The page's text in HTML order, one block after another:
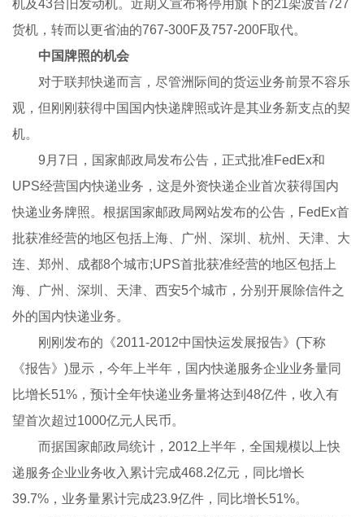
机及43台旧发动机。近期又宣布将停用旗下的21架波音727
货机，转而以更省油的767-300F及757-200F取代。
中国牌照的机会
对于联邦快递而言，尽管洲际间的货运业务前景不容乐
观，但刚刚获得中国国内快递牌照或许是其业务新支点的契
机。
9月7日，国家邮政局发布公告，正式批准FedEx和
UPS经营国内快递业务，这是外资快递企业首次获得国内
快递业务牌照。根据国家邮政局网站发布的公告，FedEx首
批获准经营的地区包括上海、广州、深圳、杭州、天津、大
连、郑州、成都8个城市;UPS首批获准经营的地区包括上
海、广州、深圳、天津、西安5个城市，分别开展除信件之
外的国内快递业务。
刚刚发布的《2011-2012中国快运发展报告》(下称
《报告》)显示，今年上半年，国内快递服务企业业务量同
比增长51%，预计全年快递业务量将达到48亿件，收入有
望首次超过1000亿元人民币。
而据国家邮政局统计，2012上半年，全国规模以上快
递服务企业业务收入累计完成468.2亿元，同比增长
39.7%，业务量累计完成23.9亿件，同比增长51%。